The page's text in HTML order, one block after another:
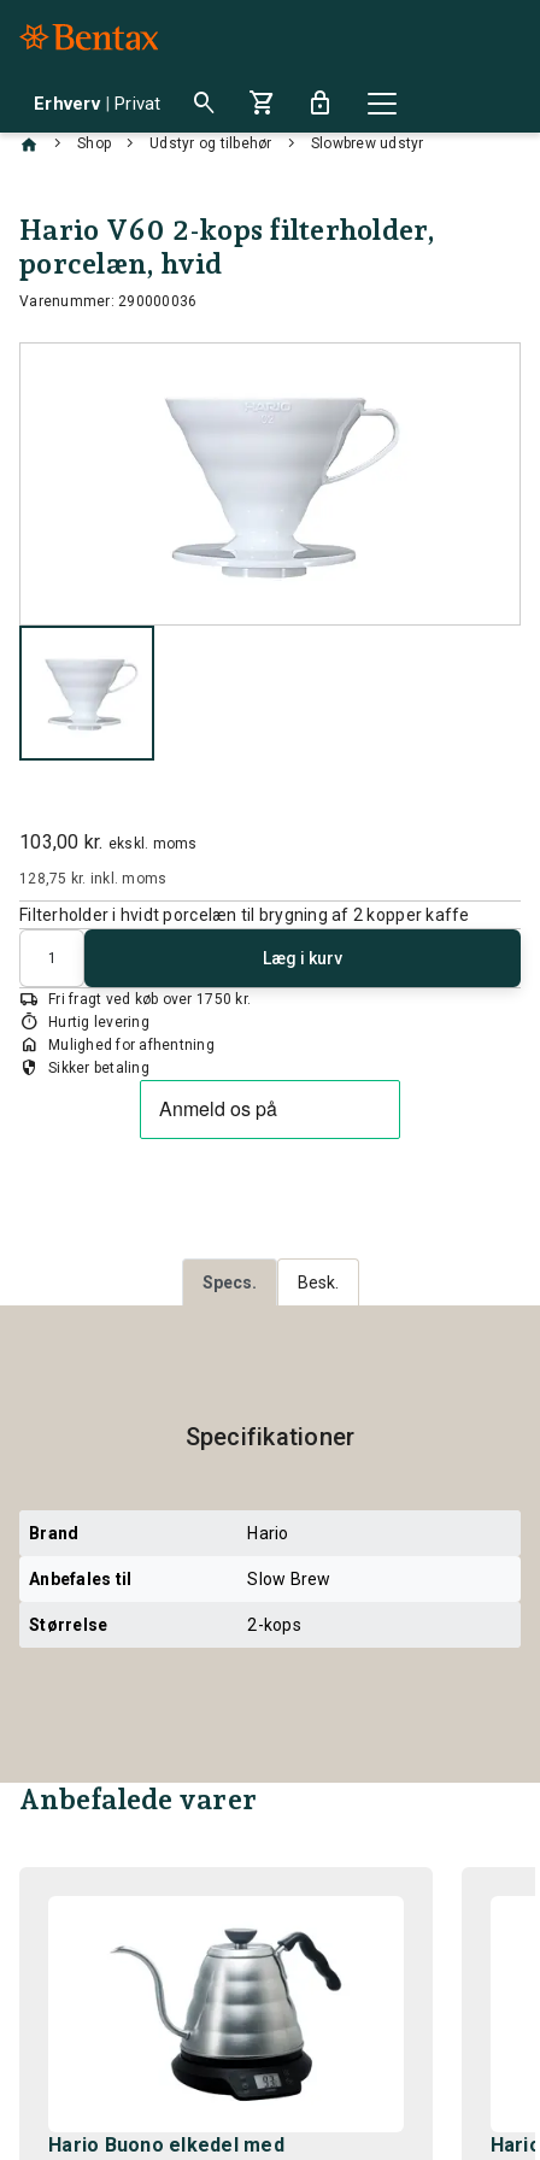
Erhverv | Privat search shopping_cart lock
chevron_right Shop chevron_right Udstyr og tilbehør chevron_right Slowbrew udstyr
Hario V60 2-kops filterholder,
porcelæn, hvid
Varenummer: 290000036
103,00 kr. ekskl. moms
128,75 kr. inkl. moms
Filterholder i hvidt porcelæn til brygning af 2 kopper kaffe
Antal
Læg i kurv
local_shipping Fri fragt ved køb over 1750 kr.
timer Hurtig levering
home Mulighed for afhentning
security Sikker betaling
Specs. Besk.
Specifikationer
Brand Hario
Anbefales til Slow Brew
Størrelse 2-kops
Anbefalede varer
Hario Buono elkedel med